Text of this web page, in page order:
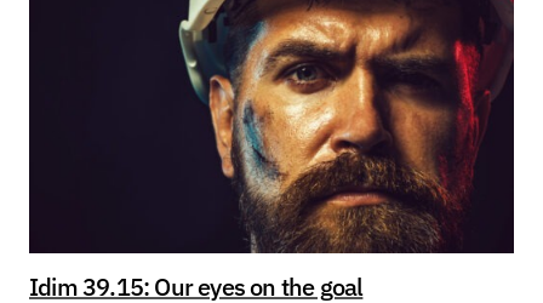
Idim 39.15: Our eyes on the goal